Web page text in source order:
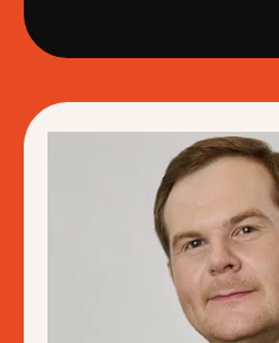
Сбер
Лидер ИИ-продуктов в
строительстве
Юрий Субботин
Лидер направления